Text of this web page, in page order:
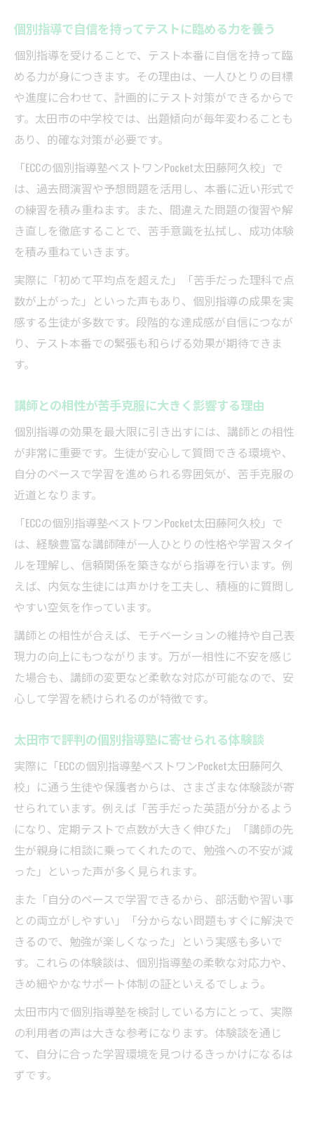
個別指導で自信を持ってテストに臨める力を養う
個別指導を受けることで、テスト本番に自信を持って臨
める力が身につきます。その理由は、一人ひとりの目標
や進度に合わせて、計画的にテスト対策ができるからで
す。太田市の中学校では、出題傾向が毎年変わることも
あり、的確な対策が必要です。
「ECCの個別指導塾ベストワンPocket太田藤阿久校」で
は、過去問演習や予想問題を活用し、本番に近い形式で
の練習を積み重ねます。また、間違えた問題の復習や解
き直しを徹底することで、苦手意識を払拭し、成功体験
を積み重ねていきます。
実際に「初めて平均点を超えた」「苦手だった理科で点
数が上がった」といった声もあり、個別指導の成果を実
感する生徒が多数です。段階的な達成感が自信につなが
り、テスト本番での緊張も和らげる効果が期待できま
す。
講師との相性が苦手克服に大きく影響する理由
個別指導の効果を最大限に引き出すには、講師との相性
が非常に重要です。生徒が安心して質問できる環境や、
自分のペースで学習を進められる雰囲気が、苦手克服の
近道となります。
「ECCの個別指導塾ベストワンPocket太田藤阿久校」で
は、経験豊富な講師陣が一人ひとりの性格や学習スタイ
ルを理解し、信頼関係を築きながら指導を行います。例
えば、内気な生徒には声かけを工夫し、積極的に質問し
やすい空気を作っています。
講師との相性が合えば、モチベーションの維持や自己表
現力の向上にもつながります。万が一相性に不安を感じ
た場合も、講師の変更など柔軟な対応が可能なので、安
心して学習を続けられるのが特徴です。
太田市で評判の個別指導塾に寄せられる体験談
実際に「ECCの個別指導塾ベストワンPocket太田藤阿久
校」に通う生徒や保護者からは、さまざまな体験談が寄
せられています。例えば「苦手だった英語が分かるよう
になり、定期テストで点数が大きく伸びた」「講師の先
生が親身に相談に乗ってくれたので、勉強への不安が減
った」といった声が多く見られます。
また「自分のペースで学習できるから、部活動や習い事
との両立がしやすい」「分からない問題もすぐに解決で
きるので、勉強が楽しくなった」という実感も多いで
す。これらの体験談は、個別指導塾の柔軟な対応力や、
きめ細やかなサポート体制の証といえるでしょう。
太田市内で個別指導塾を検討している方にとって、実際
の利用者の声は大きな参考になります。体験談を通じ
て、自分に合った学習環境を見つけるきっかけになるは
ずです。